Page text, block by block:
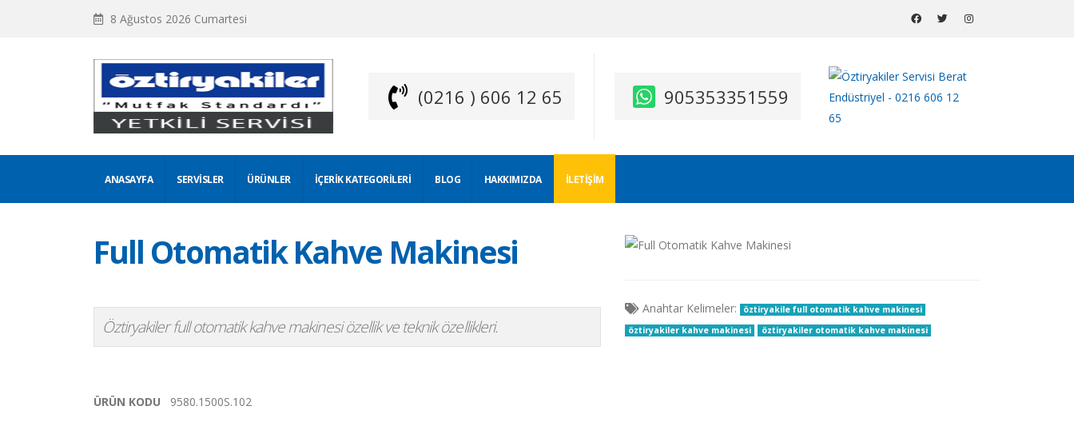
8 Ağustos 2026 Cumartesi
(0216 ) 606 12 65 905353351559
ANASAYFA SERVISLER ÜRÜNLER İÇERIK KATEGORILERI BLOG HAKKIMIZDA İLETIŞIM
Full Otomatik Kahve Makinesi
Öztiryakiler full otomatik kahve makinesi özellik ve teknik özellikleri.
ÜRÜN KODU 9580.1500S.102
Anahtar Kelimeler:
öztiryakile full otomatik kahve makinesi
öztiryakiler kahve makinesi
öztiryakiler otomatik kahve makinesi